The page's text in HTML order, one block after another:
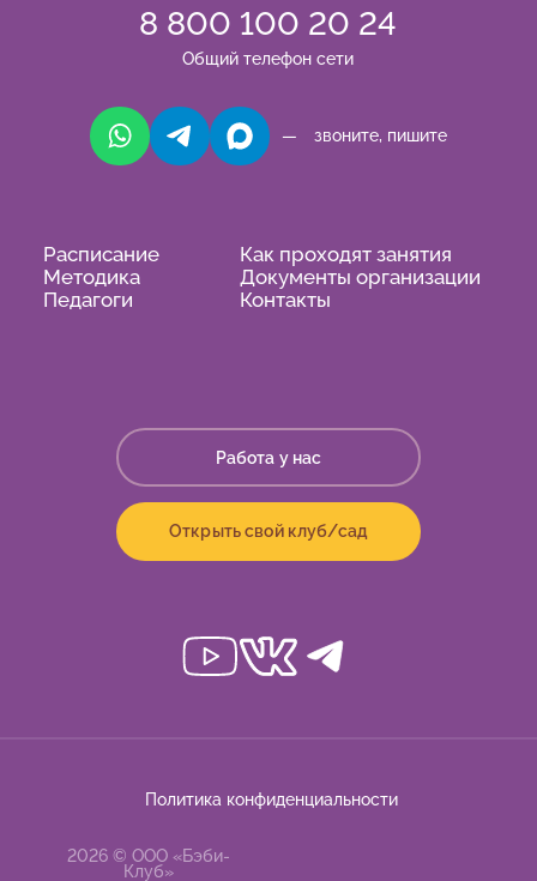
8 800 100 20 24
Общий телефон сети
— звоните, пишите
Расписание
Методика
Педагоги
Как проходят занятия
Документы организации
Контакты
Работа у нас
Открыть свой клуб/сад
2026 © ООО «Бэби-
Клуб»
Политика конфиденциальности